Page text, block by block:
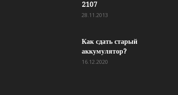
2107
28.11.2013
Как сдать старый
аккумулятор?
16.12.2020